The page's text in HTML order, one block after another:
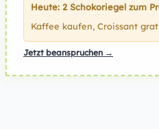
Heute: 2 Schokoriegel zum
Kaffee kaufen, Croissant
Jetzt beanspruchen →